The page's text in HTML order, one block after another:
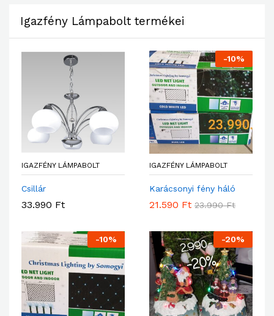
Igazfény Lámpabolt termékei
IGAZFÉNY LÁMPABOLT
Csillár
33.990 Ft
-10%
IGAZFÉNY LÁMPABOLT
Karácsonyi fény háló
21.590 Ft 23.990Ft
-10% -20%